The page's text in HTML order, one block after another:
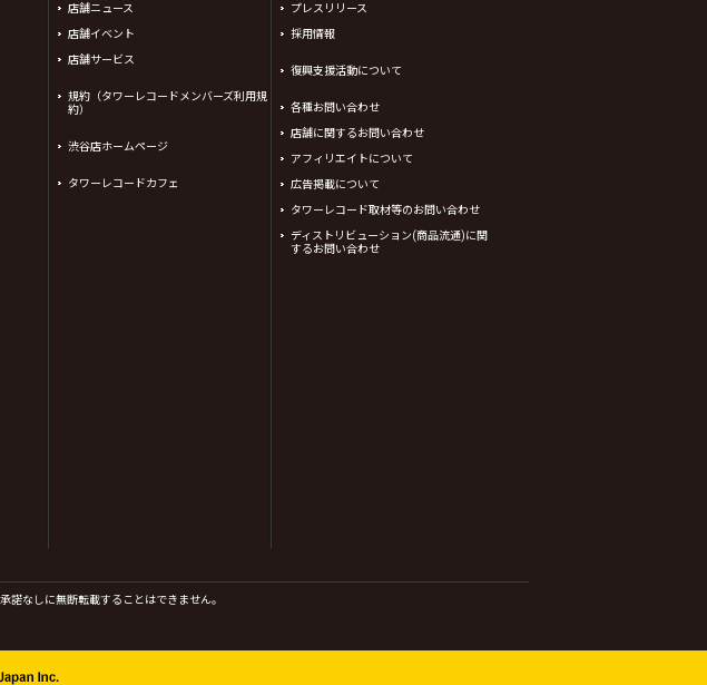
店舗ニュース
店舗イベント
店舗サービス
規約（タワーレコードメンバーズ利用規
約）
渋谷店ホームページ
タワーレコードカフェ
プレスリリース
採用情報
復興支援活動について
各種お問い合わせ
店舗に関するお問い合わせ
アフィリエイトについて
広告掲載について
タワーレコード取材等のお問い合わせ
ディストリビューション(商品流通)に関
するお問い合わせ
諾なしに無断転載することはできません。